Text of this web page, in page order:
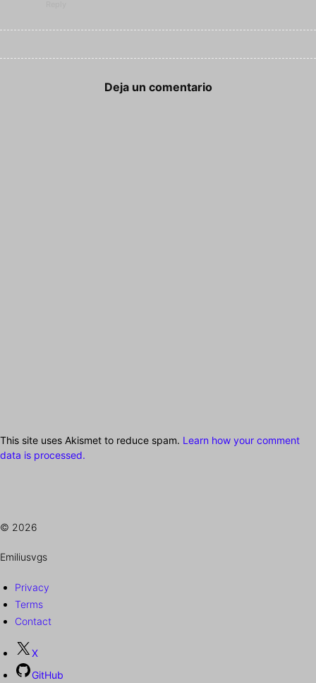
Deja un comentario
This site uses Akismet to reduce spam. Learn how your comment
data is processed.
© 2026
Emiliusvgs
Privacy
Terms
Contact
X
GitHub